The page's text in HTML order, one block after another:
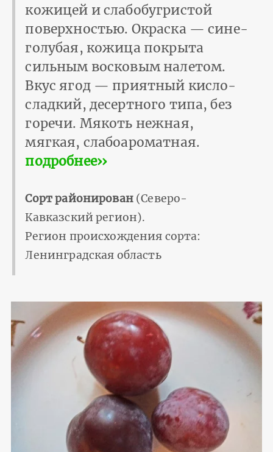
кожицей и слабобугристой
поверхностью. Окраска — сине-
голубая, кожица покрыта
сильным восковым налетом.
Вкус ягод — приятный кисло-
сладкий, десертного типа, без
горечи. Мякоть нежная,
мягкая, слабоароматная.
подробнее››
Сорт районирован(Северо-
Кавказский регион).
Регион происхождения сорта:
Ленинградская область